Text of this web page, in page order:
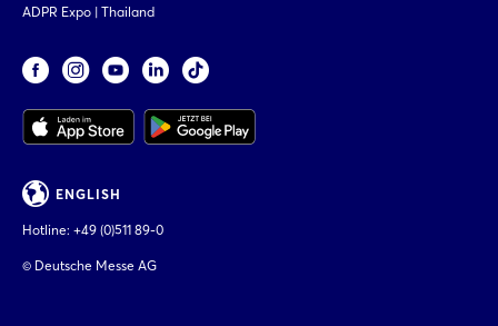
ADPR Expo | Thailand
ENGLISH
Hotline: +49 (0)511 89-0
© Deutsche Messe AG